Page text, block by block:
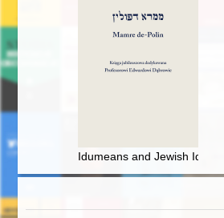
Idumeans and Jewish Identity